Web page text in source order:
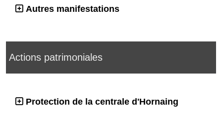
Autres manifestations
Actions patrimoniales
Protection de la centrale d'Hornaing